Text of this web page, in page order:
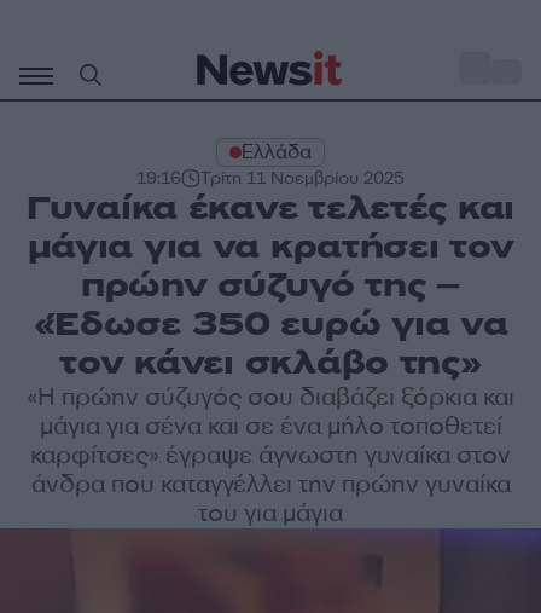
περιεχόμενο
Ελλάδα
19:16 Τρίτη 11 Νοεμβρίου 2025
Γυναίκα έκανε τελετές και
μάγια για να κρατήσει τον
πρώην σύζυγό της –
«Έδωσε 350 ευρώ για να
τον κάνει σκλάβο της»
«Η πρώην σύζυγός σου διαβάζει ξόρκια και
μάγια για σένα και σε ένα μήλο τοποθετεί
καρφίτσες» έγραψε άγνωστη γυναίκα στον
άνδρα που καταγγέλλει την πρώην γυναίκα
του για μάγια